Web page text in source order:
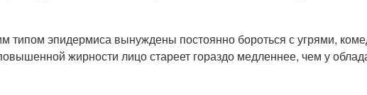
типом эпидермиса вынуждены постоянно бороться с угрями,
жирности лицо стареет гораздо медленнее, чем у